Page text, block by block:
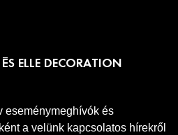
ELLE DECORATION
eseménymeghívók és
a velünk kapcsolatos hírekről